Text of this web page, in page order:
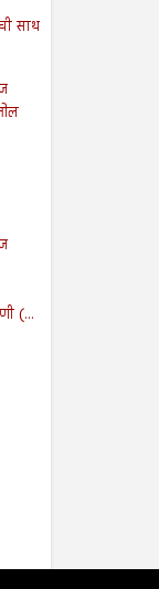
साथ
(...